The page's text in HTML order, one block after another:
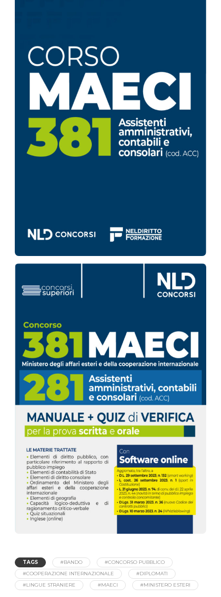
TAGS #BANDO
#CONCORSO PUBBLICO
#COOPERAZIONE INTERNAZIONALE
#DIPLOMATI
#LINGUE STRANIERE
#MAECI #MINISTERO ESTERI